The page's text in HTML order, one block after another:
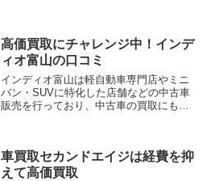
高価買取にチャレンジ中！インデ
ィオ富山の口コミ
インディオ富山は軽自動車専門店やミニ
バン・SUVに特化した店舗などの中古車
販売を行っており、中古車の買取にも力
車買取セカンドエイジは経費を抑
えて高価買取